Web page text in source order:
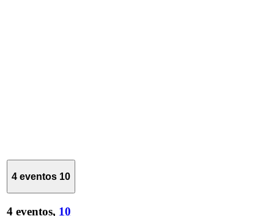
4 eventos 10
4 eventos, 10